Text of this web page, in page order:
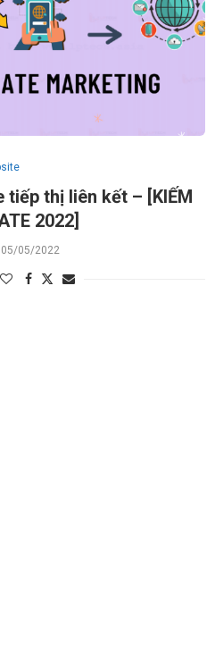
thị liên kết – [KIẾM
2022]
05/05/2022